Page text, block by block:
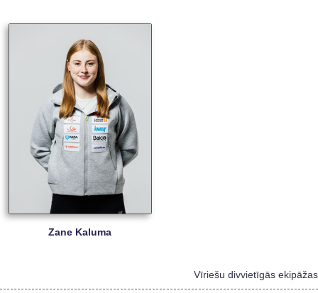
Zane Kaluma
Vīriešu divvietīgās ekipāžas